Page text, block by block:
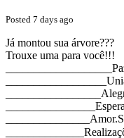
Posted 7 days ago
Já montou sua árvore???
Trouxe uma para você!!!